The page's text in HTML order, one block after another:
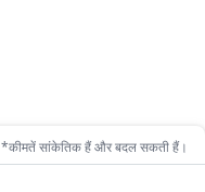
*कीमतें सांकेतिक हैं और बदल सकती हैं।